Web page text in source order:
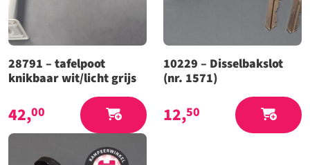
28791 – tafelpoot
knikbaar wit/licht grijs
42,00
10229 – Disselbakslot
(nr. 1571)
12,50